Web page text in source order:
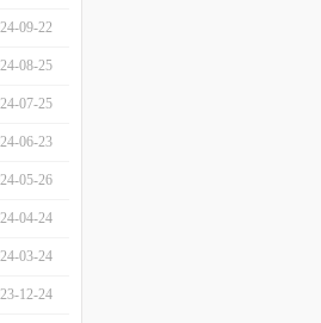
09-22
08-25
07-25
06-23
05-26
04-24
03-24
12-24